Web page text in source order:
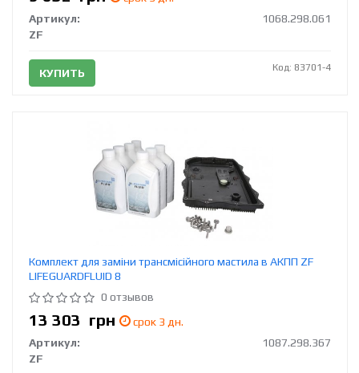
Артикул:
1068.298.061
ZF
КУПИТЬ Код: 83701-4
Комплект для заміни трансмісійного мастила в АКПП ZF
LIFEGUARDFLUID 8
0 отзывов
13 303 грн
срок 3 дн.
Артикул:
1087.298.367
ZF